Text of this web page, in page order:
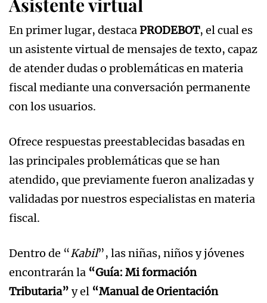
Asistente virtual
En primer lugar, destacaPRODEBOT, el cual es
un asistente virtual de mensajes de texto, capaz
de atender dudas o problemáticas en materia
fiscal mediante una conversación permanente
con los usuarios.
Ofrece respuestas preestablecidas basadas en
las principales problemáticas que se han
atendido, que previamente fueron analizadas y
validadas por nuestros especialistas en materia
fiscal.
Dentro de “Kabil”, las niñas, niños y jóvenes
encontrarán la “Guía: Mi formación
Tributaria” y el “Manual de Orientación